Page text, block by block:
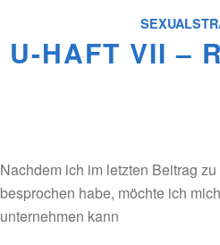
U-HAFT VII –
Nachdem ich im letzten Beitrag
besprochen habe, möchte ich
unternehmen kann